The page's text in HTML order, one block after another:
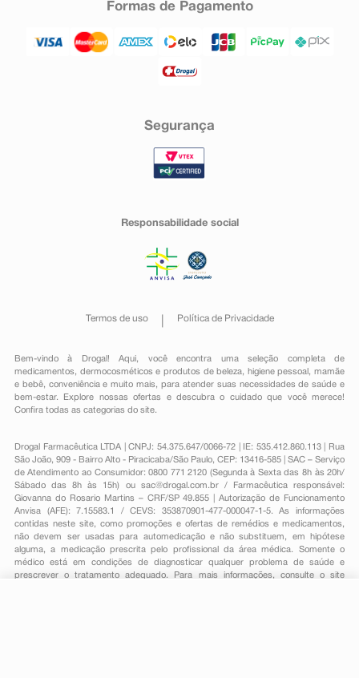
Formas de Pagamento
Segurança
Responsabilidade social
Termos de uso Política de Privacidade
Bem-vindo à Drogal! Aqui, você encontra uma seleção completa de
medicamentos , dermocosméticos e produtos de beleza, higiene pessoal ,mamãe
e bebê, conveniênciae muito mais, para atender suas necessidades de saúde e
bem-estar. Explore nossas ofertas e descubra o cuidado que você merece!
Confira todas as categorias do site.
Drogal Farmacêutica LTDA | CNPJ: 54.375.647/0066-72 | IE: 535.412.860.113 | Rua
São João, 909 - Bairro Alto - Piracicaba/São Paulo, CEP: 13416-585 | SAC – Serviço
de Atendimento ao Consumidor: 0800 771 2120 (Segunda à Sexta das 8h às 20h/
Sábado das 8h às 15h) ou sac@drogal.com.br/ Farmacêutica responsável:
Giovanna do Rosario Martins – CRF/SP 49.855 | Autorização de Funcionamento
Anvisa (AFE): 7.15583.1 / CEVS: 353870901-477-000047-1-5. As informações
contidas neste site, como promoções e ofertas de remédios e medicamentos,
não devem ser usadas para automedicação e não substituem, em hipótese
alguma, a medicação prescrita pelo profissional da área médica. Somente o
médico está em condições de diagnosticar qualquer problema de saúde e
prescrever o tratamento adequado. Para mais informações, consulte o site